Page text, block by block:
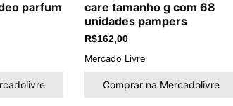
parfum
care tamanho g com 68
unidades pampers
R$162,00
Mercado Livre
Comprar na Mercadolivre